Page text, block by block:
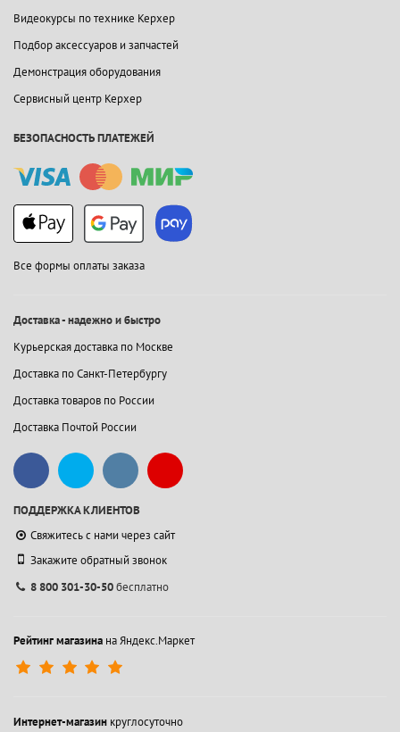
Видеокурсы по технике Керхер
Подбор аксессуаров и запчастей
Демонстрация оборудования
Сервисный центр Керхер
БЕЗОПАСНОСТЬ ПЛАТЕЖЕЙ
Все формы оплаты заказа
Доставка - надежно и быстро
Курьерская доставка по Москве
Доставка по Санкт-Петербургу
Доставка товаров по России
Доставка Почтой России
ПОДДЕРЖКА КЛИЕНТОВ
Свяжитесь с нами через сайт
Закажите обратный звонок
8 800 301-30-50бесплатно
Рейтинг магазина на Яндекс.Маркет
Интернет-магазин круглосуточно